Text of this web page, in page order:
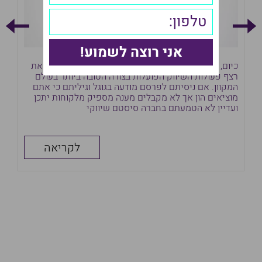
כיום, לאחר שני עשורים של שיווק דיגיטלי ניתן לזהות את
רצף פעולות השיווק הפועלות בצורה הטובה ביותר בעולם
המקוון. אם ניסיתם לפרסם מודעה בגוגל וגיליתם כי אתם
מוציאים הון אך לא מקבלים מענה מספיק מלקוחות יתכן
ועדיין לא הטמעתם בחברה סיסטם שיווקי
לקריאה